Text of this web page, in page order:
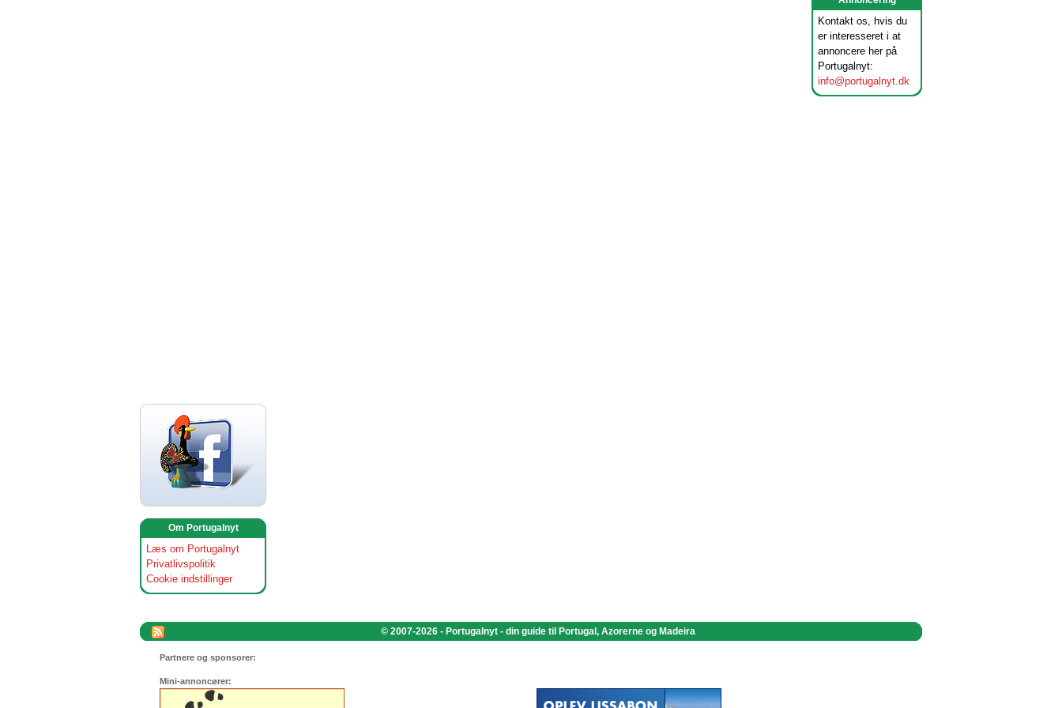
Kontakt os, hvis du
er interesseret i at
annoncere her på
Portugalnyt:
info@portugalnyt.dk
Om Portugalnyt
Læs om Portugalnyt
Privatlivspolitik
Cookie indstillinger
© 2007-2026 - Portugalnyt - din guide til Portugal, Azorerne og Madeira
Partnere og sponsorer:
Mini-annoncører: